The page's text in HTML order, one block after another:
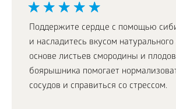
Поддержите сердце с помощью
и насладитесь вкусом
основе листьев смородины и плодов
боярышника помогает
сосудов и справиться со стрессом.